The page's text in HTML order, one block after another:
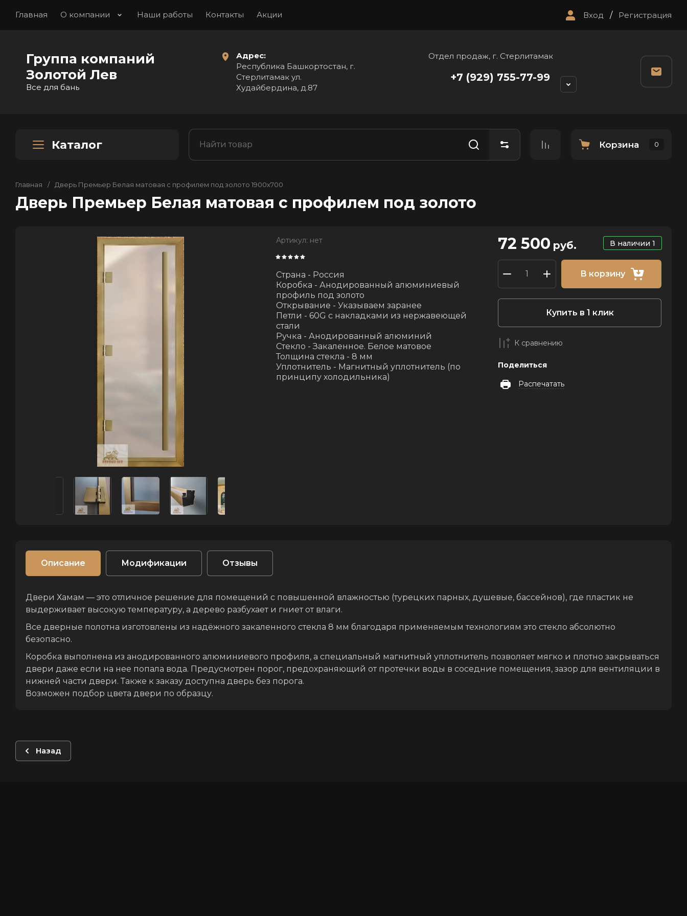
Главная О компании Наши работы Контакты Акции Вход / Регистрация
Группа компаний
Золотой Лев
Все для бань
Адрес:
Республика Башкортостан, г.
Стерлитамак ул.
Худайбердина, д.87
Отдел продаж, г. Стерлитамак
+7 (929) 755-77-99
Каталог Корзина 0
Главная / Дверь Премьер Белая матовая с профилем под золото 1900х700
Дверь Премьер Белая матовая с профилем под золото
Артикул: нет
Страна - Россия
Коробка - Анодированный алюминиевый
профиль под золото
Открывание - Указываем заранее
Петли - 60G c накладками из нержавеющей
стали
Ручка - Анодированный алюминий
Стекло - Закаленное. Белое матовое
Толщина стекла - 8 мм
Уплотнитель - Магнитный уплотнитель (по
принципу холодильника)
В наличии 1
72 500 руб.
В корзину
Купить в 1 клик
К сравнению
Поделиться
Распечатать
Описание Модификации Отзывы
Двери Хамам — это отличное решение для помещений с повышенной влажностью (турецких парных, душевые, бассейнов), где пластик не
выдерживает высокую температуру, а дерево разбухает и гниет от влаги.
Все дверные полотна изготовлены из надёжного закаленного стекла 8 мм благодаря применяемым технологиям это стекло абсолютно
безопасно.
Коробка выполнена из анодированного алюминиевого профиля, а специальный магнитный уплотнитель позволяет мягко и плотно закрываться
двери даже если на нее попала вода. Предусмотрен порог, предохраняющий от протечки воды в соседние помещения, зазор для вентиляции в
нижней части двери. Также к заказу доступна дверь без порога.
Возможен подбор цвета двери по образцу.
Назад